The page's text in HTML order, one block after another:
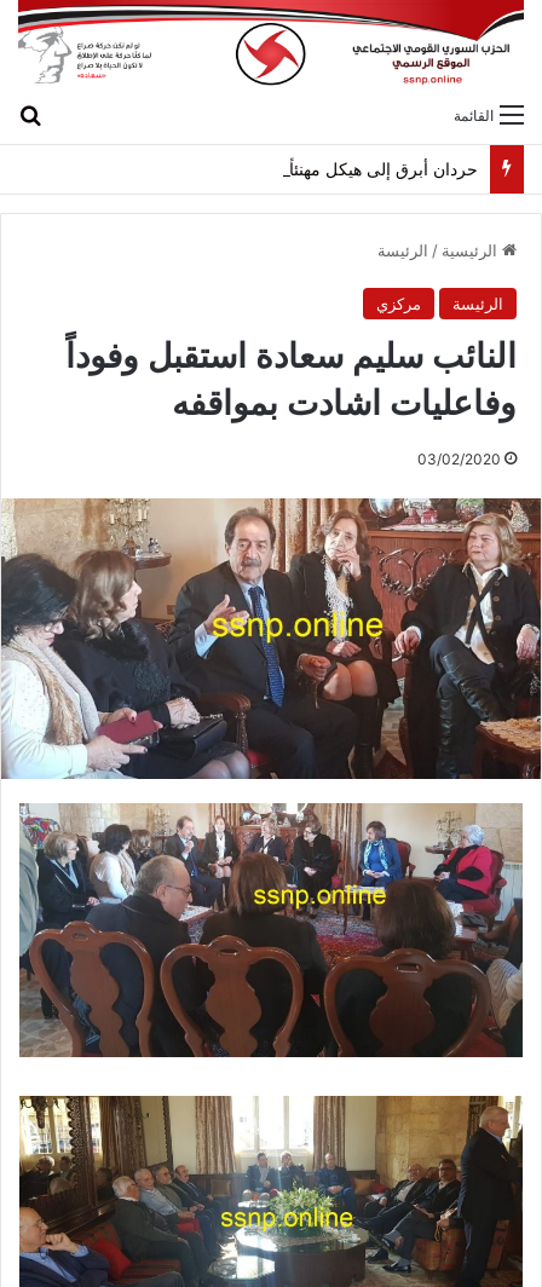
القائمة
حردان أبرق إلى هيكل مهنئاً بمناسبة عيد الجيش
الرئيسية / الرئيسة
الرئيسة مركزي
النائب سليم سعادة استقبل وفوداً
وفاعليات اشادت بمواقفه
03/02/2020